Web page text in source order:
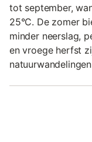
tot september,
25°C. De zomer
minder neerslag,
en vroege herfst